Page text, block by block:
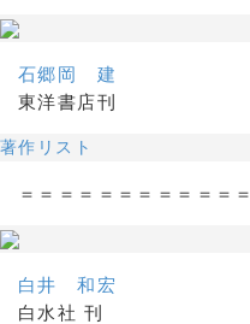
石郷岡 建
東洋書店刊
著作リスト
＝＝＝＝＝＝＝＝＝＝＝＝
白井 和宏
白水社 刊